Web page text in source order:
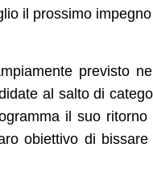
il prossimo
previsto
al salto di
il suo
obiettivo di